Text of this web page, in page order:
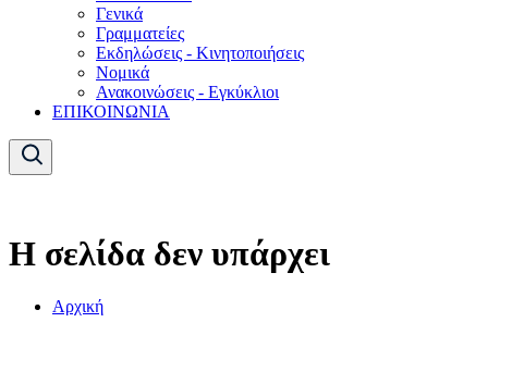
Γενικά
Γραμματείες
Εκδηλώσεις - Κινητοποιήσεις
Νομικά
Ανακοινώσεις - Εγκύκλιοι
ΕΠΙΚΟΙΝΩΝΙΑ
Η σελίδα δεν υπάρχει
Αρχική